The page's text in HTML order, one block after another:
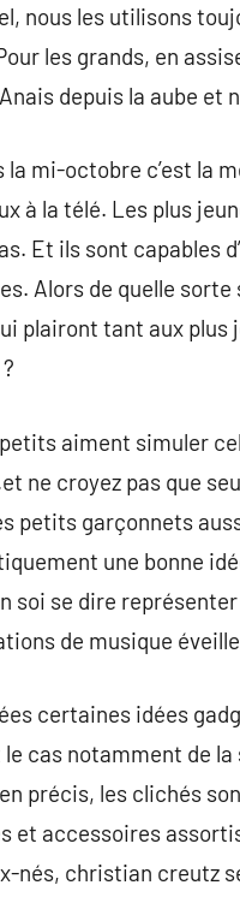
nous les utilisons
les grands, en
depuis la aube et
la mi-octobre c’est la
à la télé. Les plus
Et ils sont capables
Alors de quelle
plairont tant aux plus
aiment simuler
ne croyez pas que
petits garçonnets
une bonne
soi se dire
de musique
certaines idées
le cas notamment de
précis, les clichés
et accessoires
nés, christian creutz